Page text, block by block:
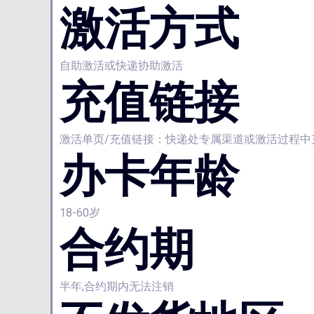
激活方式
自助激活或快递协助激活
充值链接
激活单页/充值链接：快递处专属渠道或激活过程中
办卡年龄
18-60岁
合约期
半年,合约期内无法注销